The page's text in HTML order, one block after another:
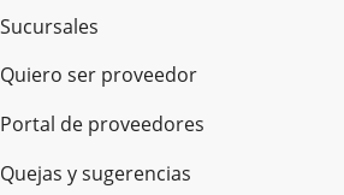
Sucursales
Quiero ser proveedor
Portal de proveedores
Quejas y sugerencias